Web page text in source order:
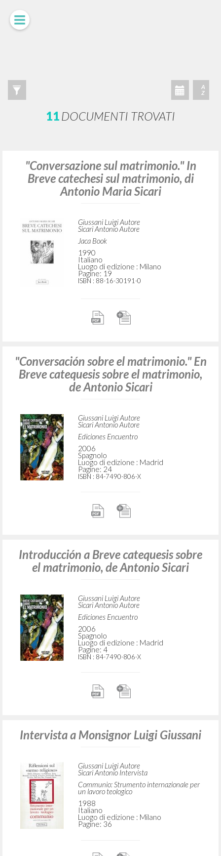
A
Z
11DOCUMENTI TROVATI
"Conversazione sul matrimonio." In
Breve catechesi sul matrimonio, di
Antonio Maria Sicari
Giussani Luigi Autore
Sicari Antonio Autore
Jaca Book
1990
Italiano
Luogo di edizione : Milano
Pagine: 19
ISBN : 88-16-30191-0
"Conversación sobre el matrimonio." En
Breve catequesis sobre el matrimonio,
de Antonio Sicari
Giussani Luigi Autore
Sicari Antonio Autore
Ediciones Encuentro
2006
Spagnolo
Luogo di edizione : Madrid
Pagine: 24
ISBN : 84-7490-806-X
Introducción a Breve catequesis sobre
el matrimonio, de Antonio Sicari
Giussani Luigi Autore
Sicari Antonio Autore
Ediciones Encuentro
2006
Spagnolo
Luogo di edizione : Madrid
Pagine: 4
ISBN : 84-7490-806-X
Intervista a Monsignor Luigi Giussani
Giussani Luigi Autore
Sicari Antonio Intervista
Communio: Strumento internazionale per
un lavoro teologico
1988
Italiano
Luogo di edizione : Milano
Pagine: 36